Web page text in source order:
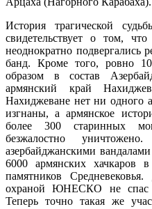
История трагической
свидетельствует о том,
неоднократно подвергались
банд. Кроме того, ровно
образом в состав
армянский край
Нахиджеване нет ни одного
изгнаны, а армянское
более 300 старинных
безжалостно
азербайджанскими
6000 армянских
памятников
охраной ЮНЕСКО не спас
Теперь точно такая же